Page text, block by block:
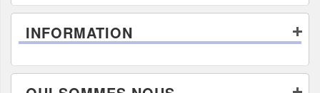
INFORMATION